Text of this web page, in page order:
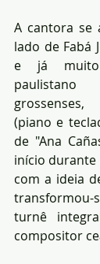
A cantora se
lado de Fabá
e já muito
(piano e
de "Ana
início durante
com a ideia
transformou-
turnê
compositor